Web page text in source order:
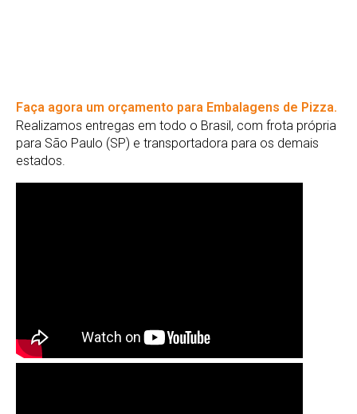
Faça agora um orçamento para Embalagens de Pizza.
Realizamos entregas em todo o Brasil, com frota própria
para São Paulo (SP) e transportadora para os demais
estados.